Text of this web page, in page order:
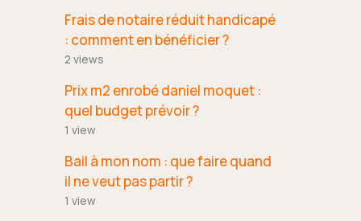
Frais de notaire réduit handicapé
: comment en bénéficier ?
2 views
Prix m2 enrobé daniel moquet :
quel budget prévoir ?
1 view
Bail à mon nom : que faire quand
il ne veut pas partir ?
1 view